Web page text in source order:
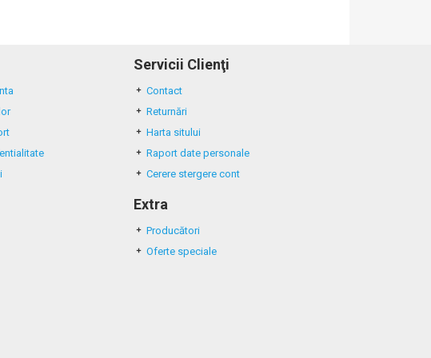
Servicii Clienţi
Contact
Returnări
Harta sitului
Raport date personale
Cerere stergere cont
Extra
Producători
Oferte speciale